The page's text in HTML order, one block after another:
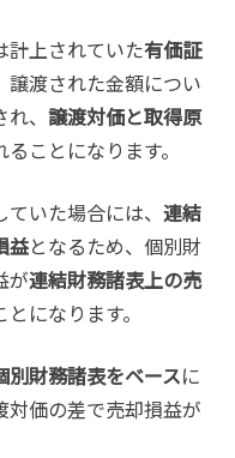
計上されていた有価証
譲渡された金額につい
、 譲渡対価と取得原
ことになります。
いた場合には、 連結
益となるため、個別財
が連結財務諸表上の売
になります。
別財務諸表をベースに
価の差で売却損益が